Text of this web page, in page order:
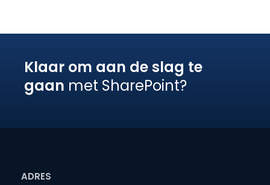
Klaar om aan de slag te
gaan met SharePoint?
ADRES